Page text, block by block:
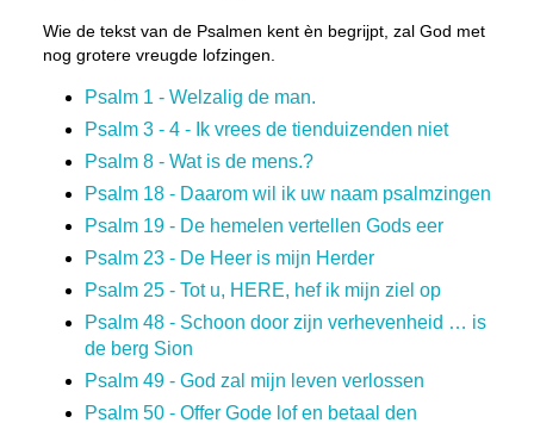
Wie de tekst van de Psalmen kent èn begrijpt, zal God met
nog grotere vreugde lofzingen.
Psalm 1 - Welzalig de man.
Psalm 3 - 4 - Ik vrees de tienduizenden niet
Psalm 8 - Wat is de mens.?
Psalm 18 - Daarom wil ik uw naam psalmzingen
Psalm 19 - De hemelen vertellen Gods eer
Psalm 23 - De Heer is mijn Herder
Psalm 25 - Tot u, HERE, hef ik mijn ziel op
Psalm 48 - Schoon door zijn verhevenheid … is
de berg Sion
Psalm 49 - God zal mijn leven verlossen
Psalm 50 - Offer Gode lof en betaal den